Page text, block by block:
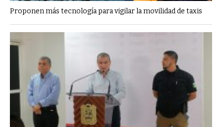
Proponen más tecnología para vigilar la movilidad de taxis